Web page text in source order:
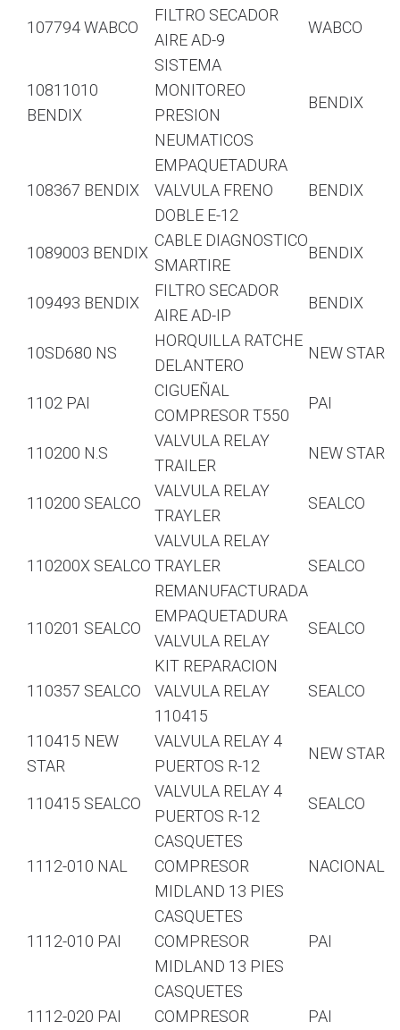
107794 WABCO
FILTRO SECADOR
AIRE AD-9
WABCO
10811010
BENDIX
SISTEMA
MONITOREO
PRESION
NEUMATICOS
BENDIX
108367 BENDIX
EMPAQUETADURA
VALVULA FRENO
DOBLE E-12
BENDIX
1089003 BENDIX
CABLE DIAGNOSTICO
SMARTIRE
BENDIX
109493 BENDIX
FILTRO SECADOR
AIRE AD-IP
BENDIX
10SD680 NS
HORQUILLA RATCHE
DELANTERO
NEW STAR
1102 PAI
CIGUEÑAL
COMPRESOR T550
PAI
110200 N.S
VALVULA RELAY
TRAILER
NEW STAR
110200 SEALCO
VALVULA RELAY
TRAYLER
SEALCO
110200X SEALCO
VALVULA RELAY
TRAYLER
REMANUFACTURADA
SEALCO
110201 SEALCO
EMPAQUETADURA
VALVULA RELAY
SEALCO
110357 SEALCO
KIT REPARACION
VALVULA RELAY
110415
SEALCO
110415 NEW
STAR
VALVULA RELAY 4
PUERTOS R-12
NEW STAR
110415 SEALCO
VALVULA RELAY 4
PUERTOS R-12
SEALCO
1112-010 NAL
CASQUETES
COMPRESOR
MIDLAND 13 PIES
NACIONAL
1112-010 PAI
CASQUETES
COMPRESOR
MIDLAND 13 PIES
PAI
1112-020 PAI
CASQUETES
COMPRESOR
PAI